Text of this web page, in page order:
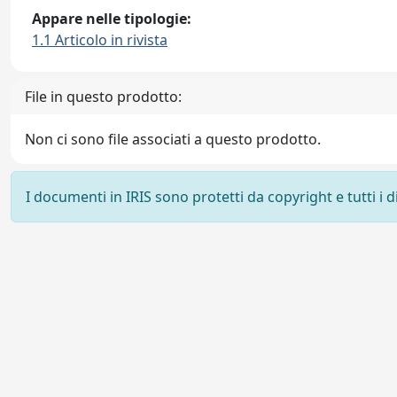
Appare nelle tipologie:
1.1 Articolo in rivista
File in questo prodotto:
Non ci sono file associati a questo prodotto.
I documenti in IRIS sono protetti da copyright e tutti i